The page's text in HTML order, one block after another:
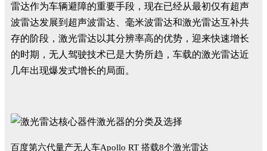
雷达作为车辆避障的重要手段，现在已经从最初仅有超声
波雷达发展到超声波雷达、毫米波雷达和激光雷达互补共
存的阶段，激光雷达以其分辨率高的优势，迎来快速增长
的时期，无人驾驶技术已是大势所趋，车载的激光雷达近
几年出现爆发式增长的局面。
百度第六代量产无人车Apollo RT 搭载8个激光雷达